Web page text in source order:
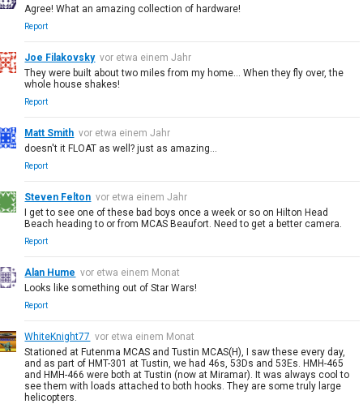
Agree! What an amazing collection of hardware!
Report
Joe Filakovsky vor etwa einem Jahr
They were built about two miles from my home... When they fly over, the
whole house shakes!
Report
Matt Smith vor etwa einem Jahr
doesn't it FLOAT as well? just as amazing...
Report
Steven Felton vor etwa einem Jahr
I get to see one of these bad boys once a week or so on Hilton Head
Beach heading to or from MCAS Beaufort. Need to get a better camera.
Report
Alan Hume vor etwa einem Monat
Looks like something out of Star Wars!
Report
WhiteKnight77 vor etwa einem Monat
Stationed at Futenma MCAS and Tustin MCAS(H), I saw these every day,
and as part of HMT-301 at Tustin, we had 46s, 53Ds and 53Es. HMH-465
and HMH-466 were both at Tustin (now at Miramar). It was always cool to
see them with loads attached to both hooks. They are some truly large
helicopters.